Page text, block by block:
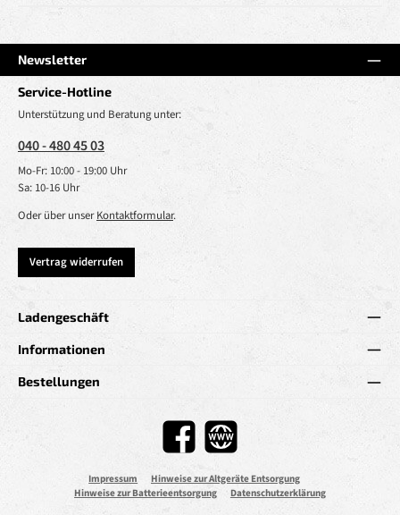
Newsletter
Service-Hotline
Unterstützung und Beratung unter:
040 - 480 45 03
Mo-Fr: 10:00 - 19:00 Uhr
Sa: 10-16 Uhr
Oder über unserKontaktformular.
Vertrag widerrufen
Ladengeschäft
Informationen
Bestellungen
Facebook Website
Impressum
Hinweise zur Altgeräte Entsorgung
Hinweise zur Batterieentsorgung
Datenschutzerklärung